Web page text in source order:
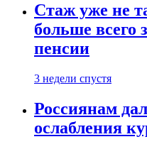
Стаж уже не
больше всего
пенсии
3 недели спустя
Россиянам
ослабления